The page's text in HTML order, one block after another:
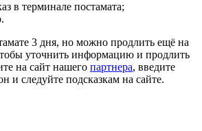
в терминале постамата;
3 дня, но можно продлить ещё на
уточнить информацию и продлить
на сайт нашего партнера, введите
и следуйте подсказкам на сайте.